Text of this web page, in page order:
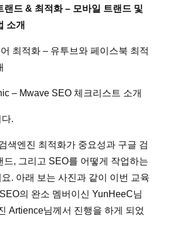
랜드 & 최적화 – 모바일 트랜드 및
소개
최적화 – 유투브와 페이스북 최적
– Mwave SEO 체크리스트 소개
.
색엔진 최적화가 중요성과 구글 검
드, 그리고 SEO를 어떻게 작업하는
. 아래 보는 사진과 같이 이번 교육
의 완소 멤버이신 YunHeeC님
Artience님께서 진행을 하게 되었